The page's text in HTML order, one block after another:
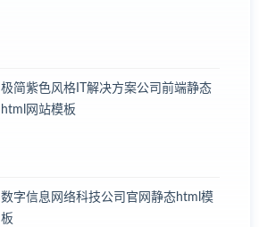
极简紫色风格IT解决方案公司前端静态
html网站模板
数字信息网络科技公司官网静态html模
板